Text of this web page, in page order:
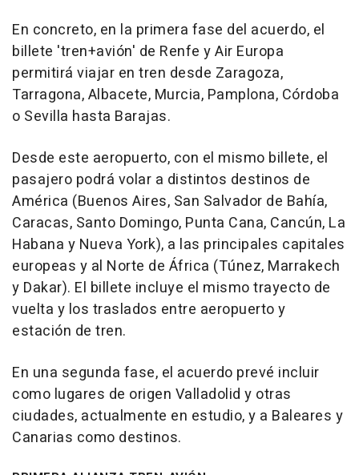
En concreto, en la primera fase del acuerdo, el
billete 'tren+avión' de Renfe y Air Europa
permitirá viajar en tren desde Zaragoza,
Tarragona, Albacete, Murcia, Pamplona, Córdoba
o Sevilla hasta Barajas.
Desde este aeropuerto, con el mismo billete, el
pasajero podrá volar a distintos destinos de
América (Buenos Aires, San Salvador de Bahía,
Caracas, Santo Domingo, Punta Cana, Cancún, La
Habana y Nueva York), a las principales capitales
europeas y al Norte de África (Túnez, Marrakech
y Dakar). El billete incluye el mismo trayecto de
vuelta y los traslados entre aeropuerto y
estación de tren.
En una segunda fase, el acuerdo prevé incluir
como lugares de origen Valladolid y otras
ciudades, actualmente en estudio, y a Baleares y
Canarias como destinos.